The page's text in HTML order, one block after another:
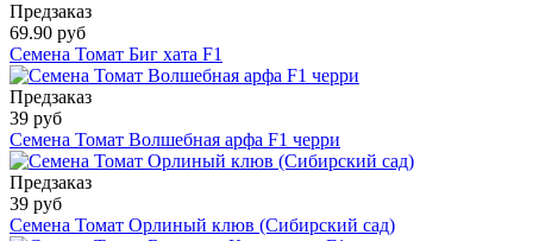
Предзаказ
69.90 руб
Семена Томат Биг хата F1
Предзаказ
39 руб
Семена Томат Волшебная арфа F1 черри
Предзаказ
39 руб
Семена Томат Орлиный клюв (Сибирский сад)